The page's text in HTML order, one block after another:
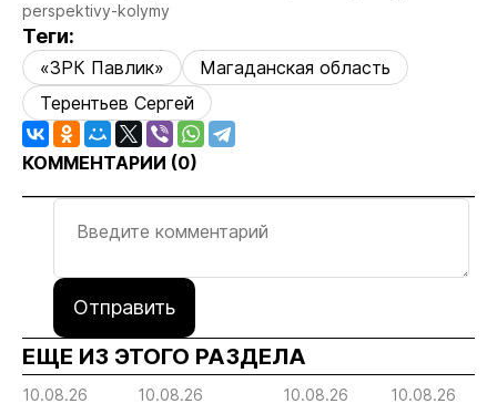
perspektivy-kolymy
Теги:
«ЗРК Павлик»
Магаданская область
Терентьев Сергей
КОММЕНТАРИИ (0)
Отправить
ЕЩЕ ИЗ ЭТОГО РАЗДЕЛА
10.08.26 10.08.26 10.08.26 10.08.26